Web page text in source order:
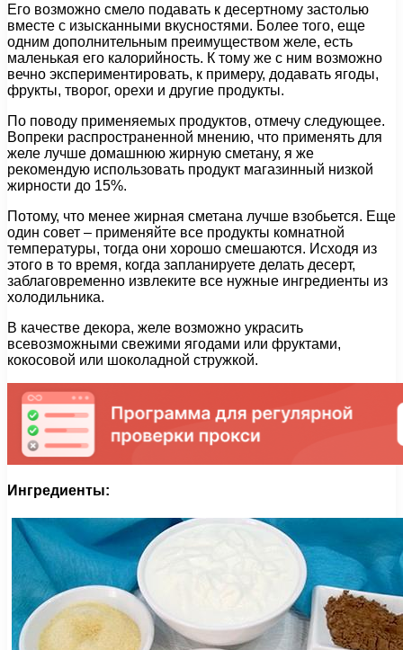
Его возможно смело подавать к десертному застолью
вместе с изысканными вкусностями. Более того, еще
одним дополнительным преимуществом желе, есть
маленькая его калорийность. К тому же с ним возможно
вечно экспериментировать, к примеру, додавать ягоды,
фрукты, творог, орехи и другие продукты.
По поводу применяемых продуктов, отмечу следующее.
Вопреки распространенной мнению, что применять для
желе лучше домашнюю жирную сметану, я же
рекомендую использовать продукт магазинный низкой
жирности до 15%.
Потому, что менее жирная сметана лучше взобьется. Еще
один совет – применяйте все продукты комнатной
температуры, тогда они хорошо смешаются. Исходя из
этого в то время, когда запланируете делать десерт,
заблаговременно извлеките все нужные ингредиенты из
холодильника.
В качестве декора, желе возможно украсить
всевозможными свежими ягодами или фруктами,
кокосовой или шоколадной стружкой.
Ингредиенты: